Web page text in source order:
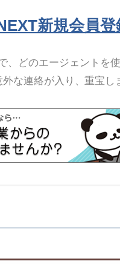
新規会員登
、どのエージェントを
な連絡が入り、重宝し